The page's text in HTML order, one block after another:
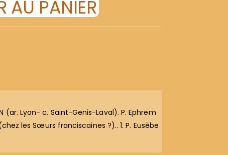
AU PANIER
(ar. Lyon- c. Saint-Genis-Laval). P. Ephrem
les Sœurs franciscaines ?).. 1. P. Eusèbe